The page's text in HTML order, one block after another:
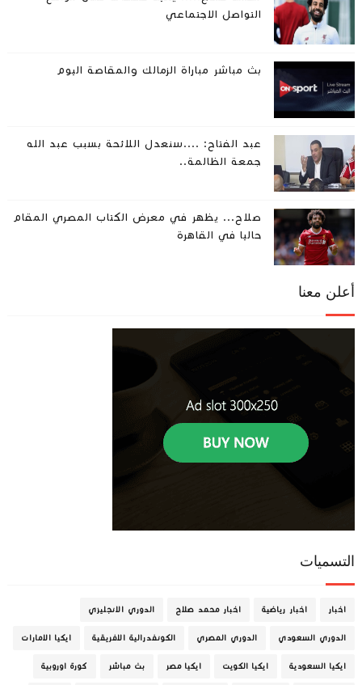
التواصل الاجتماعي
بث مباشر مباراة الزمالك والمقاصة اليوم
عبد الفتاح: ....سنعدل اللائحة بسبب عبد الله
جمعة الظالمة..
صلاح... يظهر في معرض الكتاب المصري المقام
حاليا في القاهرة
أعلن معنا
التسميات
اخبار اخبار رياضية اخبار محمد صلاح الدوري الانجليزي
الدوري السعودي الدوري المصري الكونفدرالية الافريقية ايكيا الامارات
ايكيا السعودية ايكيا الكويت ايكيا مصر بث مباشر كورة اوروبية